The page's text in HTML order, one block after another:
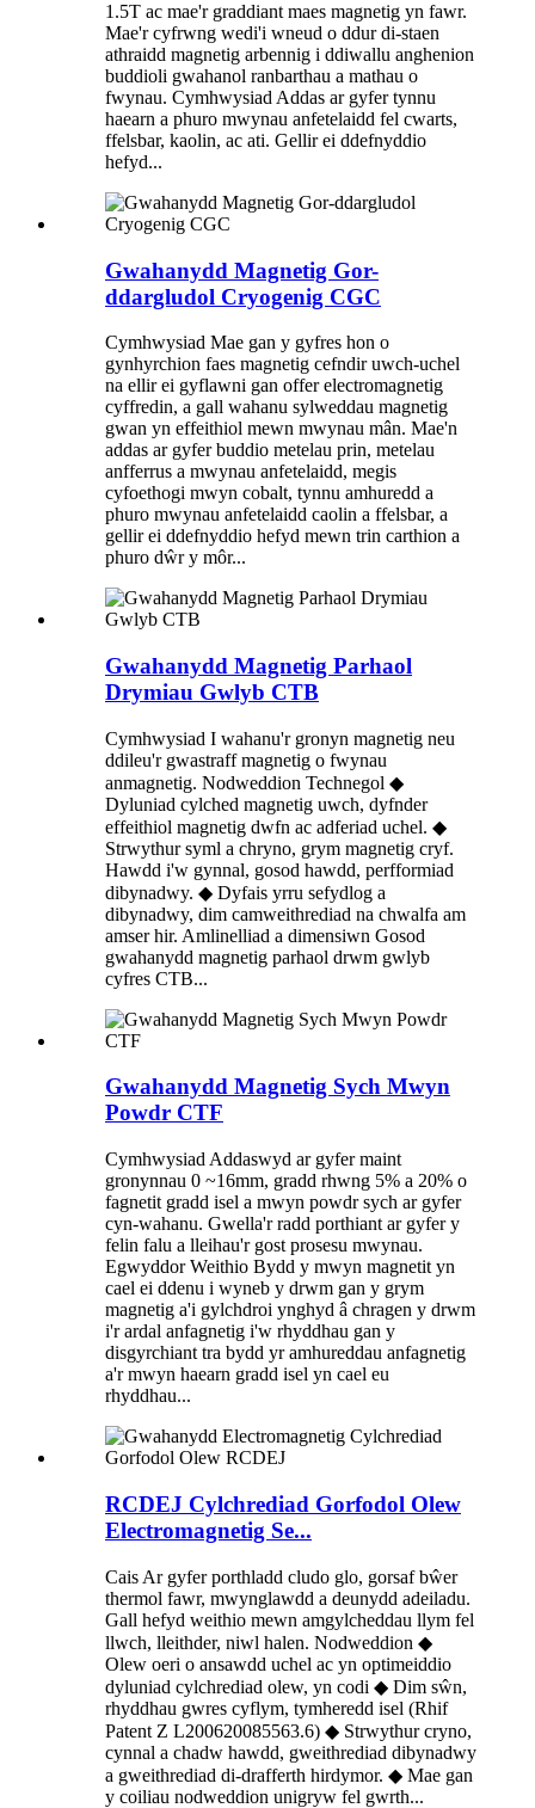
1.5T ac mae'r graddiant maes magnetig yn fawr.
Mae'r cyfrwng wedi'i wneud o ddur di-staen
athraidd magnetig arbennig i ddiwallu anghenion
buddioli gwahanol ranbarthau a mathau o
fwynau. Cymhwysiad Addas ar gyfer tynnu
haearn a phuro mwynau anfetelaidd fel cwarts,
ffelsbar, kaolin, ac ati. Gellir ei ddefnyddio
hefyd...
Gwahanydd Magnetig Gor-
ddargludol Cryogenig CGC
Cymhwysiad Mae gan y gyfres hon o
gynhyrchion faes magnetig cefndir uwch-uchel
na ellir ei gyflawni gan offer electromagnetig
cyffredin, a gall wahanu sylweddau magnetig
gwan yn effeithiol mewn mwynau mân. Mae'n
addas ar gyfer buddio metelau prin, metelau
anfferrus a mwynau anfetelaidd, megis
cyfoethogi mwyn cobalt, tynnu amhuredd a
phuro mwynau anfetelaidd caolin a ffelsbar, a
gellir ei ddefnyddio hefyd mewn trin carthion a
phuro dŵr y môr...
Gwahanydd Magnetig Parhaol
Drymiau Gwlyb CTB
Cymhwysiad I wahanu'r gronyn magnetig neu
ddileu'r gwastraff magnetig o fwynau
anmagnetig. Nodweddion Technegol ◆
Dyluniad cylched magnetig uwch, dyfnder
effeithiol magnetig dwfn ac adferiad uchel. ◆
Strwythur syml a chryno, grym magnetig cryf.
Hawdd i'w gynnal, gosod hawdd, perfformiad
dibynadwy. ◆ Dyfais yrru sefydlog a
dibynadwy, dim camweithrediad na chwalfa am
amser hir. Amlinelliad a dimensiwn Gosod
gwahanydd magnetig parhaol drwm gwlyb
cyfres CTB...
Gwahanydd Magnetig Sych Mwyn
Powdr CTF
Cymhwysiad Addaswyd ar gyfer maint
gronynnau 0 ~16mm, gradd rhwng 5% a 20% o
fagnetit gradd isel a mwyn powdr sych ar gyfer
cyn-wahanu. Gwella'r radd porthiant ar gyfer y
felin falu a lleihau'r gost prosesu mwynau.
Egwyddor Weithio Bydd y mwyn magnetit yn
cael ei ddenu i wyneb y drwm gan y grym
magnetig a'i gylchdroi ynghyd â chragen y drwm
i'r ardal anfagnetig i'w rhyddhau gan y
disgyrchiant tra bydd yr amhureddau anfagnetig
a'r mwyn haearn gradd isel yn cael eu
rhyddhau...
RCDEJ Cylchrediad Gorfodol Olew
Electromagnetig Se...
Cais Ar gyfer porthladd cludo glo, gorsaf bŵer
thermol fawr, mwynglawdd a deunydd adeiladu.
Gall hefyd weithio mewn amgylcheddau llym fel
llwch, lleithder, niwl halen. Nodweddion ◆
Olew oeri o ansawdd uchel ac yn optimeiddio
dyluniad cylchrediad olew, yn codi ◆ Dim sŵn,
rhyddhau gwres cyflym, tymheredd isel (Rhif
Patent Z L200620085563.6) ◆ Strwythur cryno,
cynnal a chadw hawdd, gweithrediad dibynadwy
a gweithrediad di-drafferth hirdymor. ◆ Mae gan
y coiliau nodweddion unigryw fel gwrth...